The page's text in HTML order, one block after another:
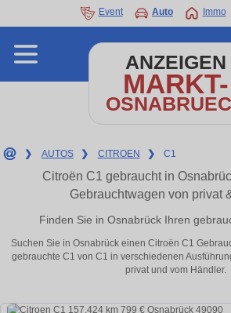
Event Auto Immo
ANZEIGEN
MARKT-
❯ AUTOS ❯ CITROEN ❯ C1
Citroën C1 gebraucht in
Gebrauchtwagen von privat
Finden Sie in Osnabrück Ihren
Suchen Sie in Osnabrück einen Citroën C1
gebrauchte C1 von C1 in verschiedenen
privat und vom Händler.